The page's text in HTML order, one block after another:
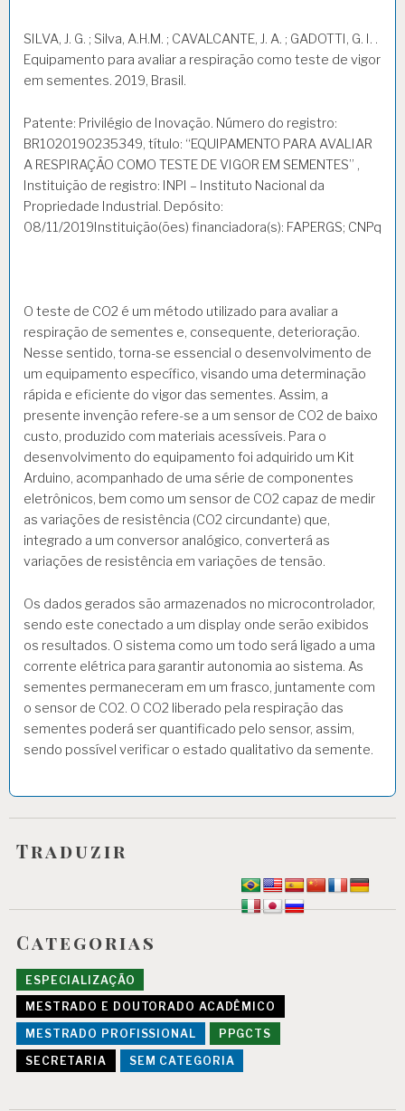
SILVA, J. G. ; Silva, A.H.M. ; CAVALCANTE, J. A. ; GADOTTI, G. I. .
Equipamento para avaliar a respiração como teste de vigor
em sementes. 2019, Brasil.
Patente: Privilégio de Inovação. Número do registro:
BR1020190235349, título: “EQUIPAMENTO PARA AVALIAR
A RESPIRAÇÃO COMO TESTE DE VIGOR EM SEMENTES” ,
Instituição de registro: INPI – Instituto Nacional da
Propriedade Industrial. Depósito:
08/11/2019Instituição(ões) financiadora(s): FAPERGS; CNPq
O teste de CO2 é um método utilizado para avaliar a
respiração de sementes e, consequente, deterioração.
Nesse sentido, torna-se essencial o desenvolvimento de
um equipamento específico, visando uma determinação
rápida e eficiente do vigor das sementes. Assim, a
presente invenção refere-se a um sensor de CO2 de baixo
custo, produzido com materiais acessíveis. Para o
desenvolvimento do equipamento foi adquirido um Kit
Arduino, acompanhado de uma série de componentes
eletrônicos, bem como um sensor de CO2 capaz de medir
as variações de resistência (CO2 circundante) que,
integrado a um conversor analógico, converterá as
variações de resistência em variações de tensão.
Os dados gerados são armazenados no microcontrolador,
sendo este conectado a um display onde serão exibidos
os resultados. O sistema como um todo será ligado a uma
corrente elétrica para garantir autonomia ao sistema. As
sementes permaneceram em um frasco, juntamente com
o sensor de CO2. O CO2 liberado pela respiração das
sementes poderá ser quantificado pelo sensor, assim,
sendo possível verificar o estado qualitativo da semente.
Traduzir
Categorias
ESPECIALIZAÇÃO
MESTRADO E DOUTORADO ACADÊMICO
MESTRADO PROFISSIONAL
PPGCTS
SECRETARIA
SEM CATEGORIA